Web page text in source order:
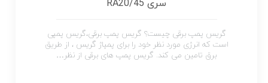
سری RA20/45
گریس پمپ برقی چیست؟ گریس پمپ برقی،گریس پمپی
است که انرژی مورد نظر خود را برای پمپاژ گریس ، از طریق
برق تامین می کند. گریس پمپ های برقی از نظر…